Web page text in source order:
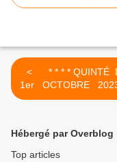
< * * * * QUINTÉ DU
1er OCTOBRE 2023
*
Hébergé par Overblog
Top articles